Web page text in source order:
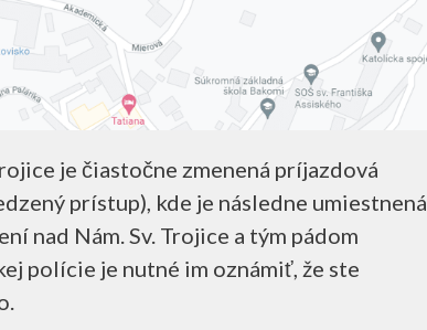
je čiastočne zmenená príjazdová
prístup), kde je následne umiestnená
nad Nám. Sv. Trojice a tým pádom
polície je nutné im oznámiť, že ste